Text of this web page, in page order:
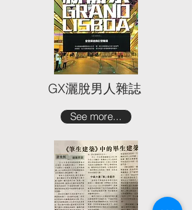
GX灑脫男人雜誌
See more...